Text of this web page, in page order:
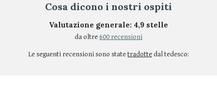
Cosa dicono i nostri ospiti
Valutazione generale: 4,9 stelle
da oltre 600 recensioni
Le seguenti recensioni sono statetradotte dal tedesco: